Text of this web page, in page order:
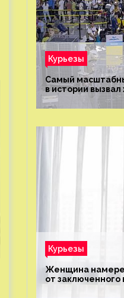
Курьезы
Самый
в истории
это было?
Курьезы
Женщина
от заключенного